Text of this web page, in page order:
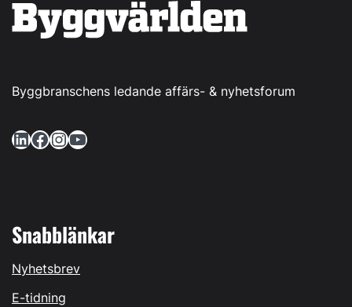
Byggbranschens ledande affärs- & nyhetsforum
LinkedIn Facebook InstagramYouTube
Snabblänkar
Nyhetsbrev
E-tidning